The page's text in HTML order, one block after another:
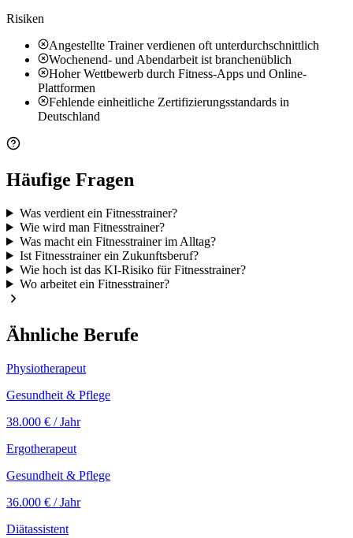
Risiken
Angestellte Trainer verdienen oft unterdurchschnittlich
Wochenend- und Abendarbeit ist branchenüblich
Hoher Wettbewerb durch Fitness-Apps und Online-
Plattformen
Fehlende einheitliche Zertifizierungsstandards in
Deutschland
Häufige Fragen
Was verdient ein Fitnesstrainer?
Wie wird man Fitnesstrainer?
Was macht ein Fitnesstrainer im Alltag?
Ist Fitnesstrainer ein Zukunftsberuf?
Wie hoch ist das KI-Risiko für Fitnesstrainer?
Wo arbeitet ein Fitnesstrainer?
Ähnliche Berufe
Physiotherapeut
Gesundheit & Pflege
38.000 € / Jahr
Ergotherapeut
Gesundheit & Pflege
36.000 € / Jahr
Diätassistent